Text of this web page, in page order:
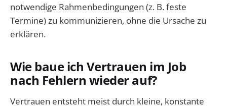
notwendige Rahmenbedingungen (z. B. feste
Termine) zu kommunizieren, ohne die Ursache zu
erklären.
Wie baue ich Vertrauen im Job
nach Fehlern wieder auf?
Vertrauen entsteht meist durch kleine, konstante